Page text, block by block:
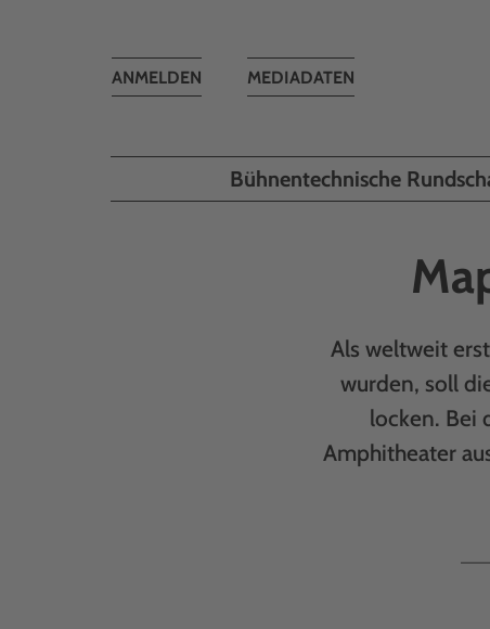
MEDIADATEN
Toggle
ANMELDEN
Bühnentechnische
Als weltweit
wurden, soll
locken. Bei
Amphitheater